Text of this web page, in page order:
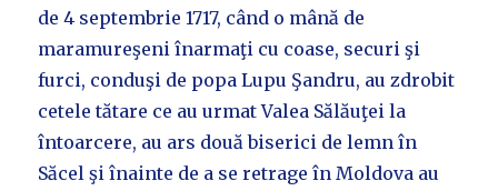
de 4 septembrie 1717, când o mână de
maramureşeni înarmaţi cu coase, securi şi
furci, conduşi de popa Lupu Şandru, au zdrobit
cetele tătare ce au urmat Valea Sălăuţei la
întoarcere, au ars două biserici de lemn în
Săcel şi înainte de a se retrage în Moldova au